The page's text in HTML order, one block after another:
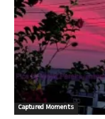
Captured Moments